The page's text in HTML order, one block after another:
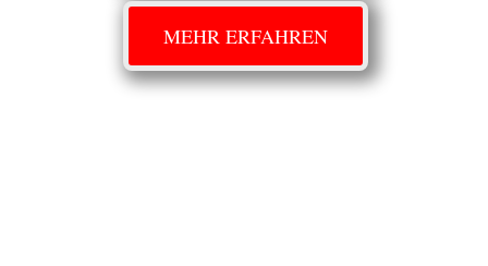
MEHR ERFAHREN